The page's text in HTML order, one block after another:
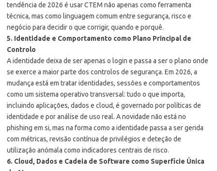
tendência de 2026 é usar CTEM não apenas como ferramenta
técnica, mas como linguagem comum entre segurança, risco e
negócio para decidir o que corrigir, quando e porquê.
5. Identidade e Comportamento como Plano Principal de
Controlo
A identidade deixa de ser apenas o login e passa a ser o plano onde
se exerce a maior parte dos controlos de segurança. Em 2026, a
mudança está em tratar identidades, sessões e comportamentos
como um sistema operativo transversal: tudo o que importa,
incluindo aplicações, dados e cloud, é governado por políticas de
identidade e por análise de uso real. A novidade não está no
phishing em si, mas na forma como a identidade passa a ser gerida
com métricas, revisão contínua de privilégios e deteção de
utilização anómala como indicadores centrais de risco.
6. Cloud, Dados e Cadeia de Software como Superfície Única